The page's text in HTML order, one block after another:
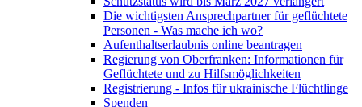
Die wichtigsten Ansprechpartner für geflüchtete
Personen - Was mache ich wo?
Aufenthaltserlaubnis online beantragen
Regierung von Oberfranken: Informationen für
Geflüchtete und zu Hilfsmöglichkeiten
Registrierung - Infos für ukrainische Flüchtlinge
Spenden